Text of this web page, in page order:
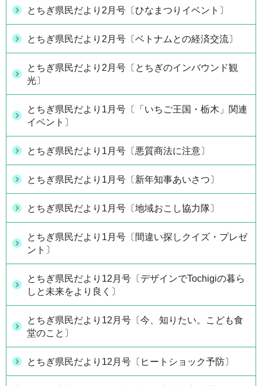
とちぎ県民だより2月号〔ひなまつりイベント〕
とちぎ県民だより2月号〔ベトナムとの経済交流〕
とちぎ県民だより2月号〔とちぎのインバウンド観
光〕
とちぎ県民だより1月号〔「いちご王国・栃木」関連
イベント〕
とちぎ県民だより1月号〔悪質商法に注意〕
とちぎ県民だより1月号〔新年知事あいさつ〕
とちぎ県民だより1月号〔地域おこし協力隊〕
とちぎ県民だより1月号〔間違い探しクイズ・プレゼ
ント〕
とちぎ県民だより12月号〔デザインでTochigiの暮ら
しと未来をより良く〕
とちぎ県民だより12月号〔今、知りたい。こども食
堂のこと〕
とちぎ県民だより12月号〔ヒートショック予防〕